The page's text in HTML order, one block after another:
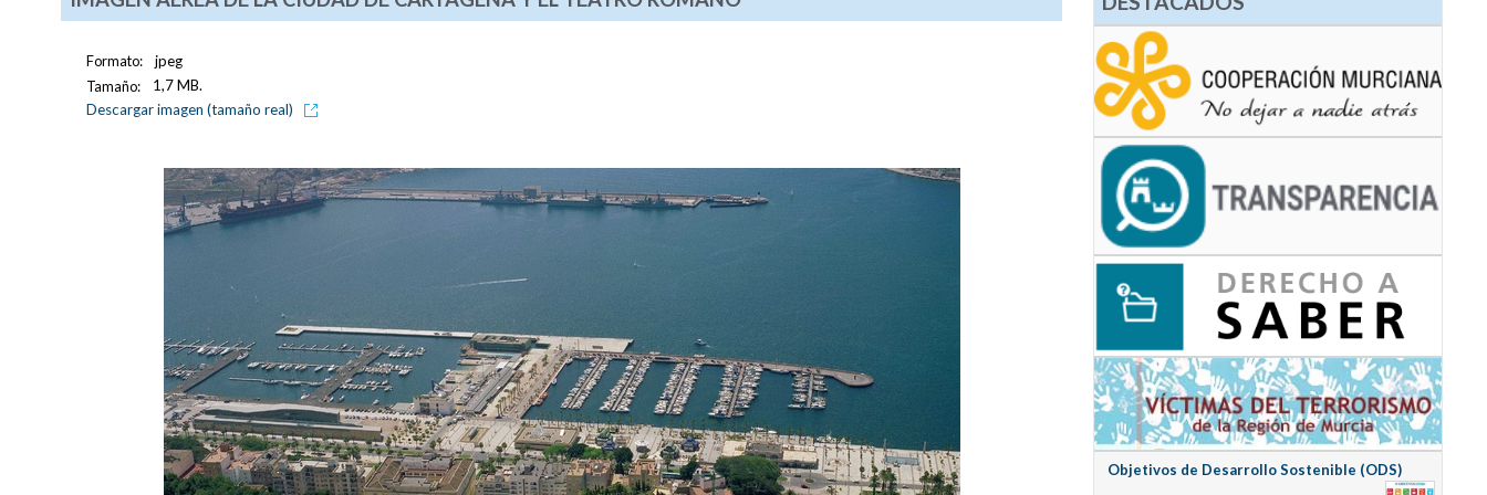
Formato:
jpeg
Tamaño:
1,7 MB.
Descargar imagen (tamaño real)
Objetivos de Desarrollo Sostenible (ODS)